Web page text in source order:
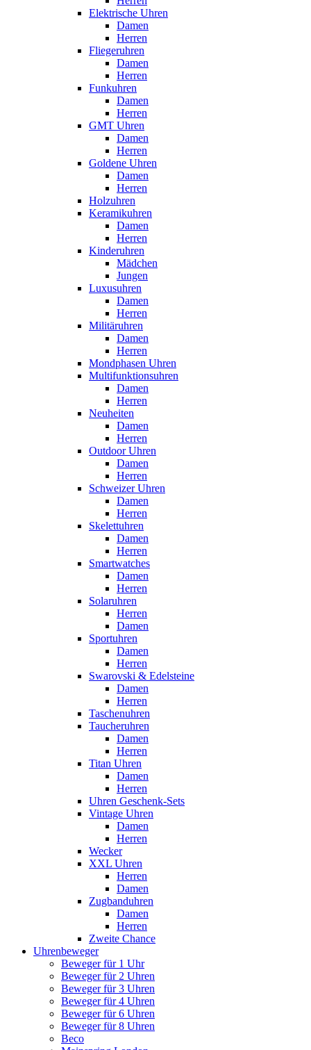
Elektrische Uhren
Damen
Herren
Fliegeruhren
Damen
Herren
Funkuhren
Damen
Herren
GMT Uhren
Damen
Herren
Goldene Uhren
Damen
Herren
Holzuhren
Keramikuhren
Damen
Herren
Kinderuhren
Mädchen
Jungen
Luxusuhren
Damen
Herren
Militäruhren
Damen
Herren
Mondphasen Uhren
Multifunktionsuhren
Damen
Herren
Neuheiten
Damen
Herren
Outdoor Uhren
Damen
Herren
Schweizer Uhren
Damen
Herren
Skelettuhren
Damen
Herren
Smartwatches
Damen
Herren
Solaruhren
Herren
Damen
Sportuhren
Damen
Herren
Swarovski & Edelsteine
Damen
Herren
Taschenuhren
Taucheruhren
Damen
Herren
Titan Uhren
Damen
Herren
Uhren Geschenk-Sets
Vintage Uhren
Damen
Herren
Wecker
XXL Uhren
Herren
Damen
Zugbanduhren
Damen
Herren
Zweite Chance
Uhrenbeweger
Beweger für 1 Uhr
Beweger für 2 Uhren
Beweger für 3 Uhren
Beweger für 4 Uhren
Beweger für 6 Uhren
Beweger für 8 Uhren
Beco